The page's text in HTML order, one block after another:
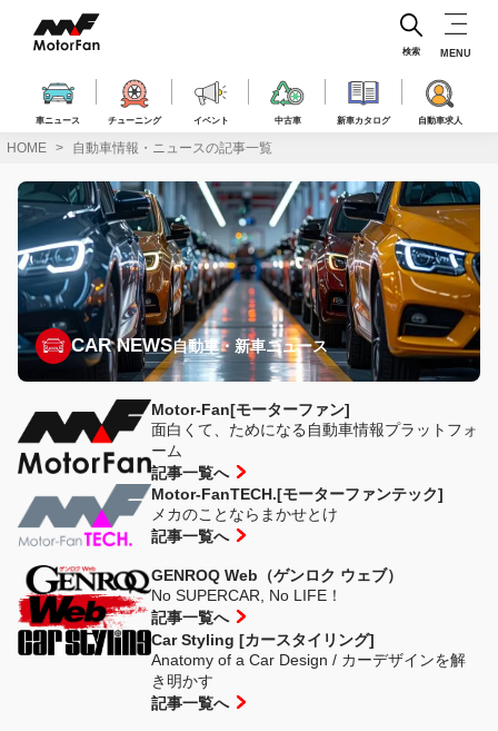
ス
車ニュース チューニング イベント 中古車 新車カタログ 自動車求人
検索 MENU
HOME 自動車情報・ニュースの記事一覧
CAR NEWS自動車・新車ニュース
Motor-Fan[モーターファン]
面白くて、ためになる自動車情報プラットフォ
ーム
記事一覧へ
Motor-FanTECH.[モーターファンテック]
メカのことならまかせとけ
記事一覧へ
GENROQ Web（ゲンロク ウェブ）
No SUPERCAR, No LIFE！
記事一覧へ
Car Styling [カースタイリング]
Anatomy of a Car Design / カーデザインを解
き明かす
記事一覧へ